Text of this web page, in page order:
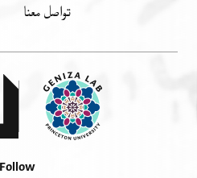
تواصل معنا
Follow